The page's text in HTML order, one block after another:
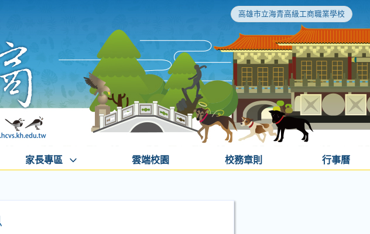
高雄市立海青高級工商職業學校
家長專區 雲端校園 校務章則 行事曆